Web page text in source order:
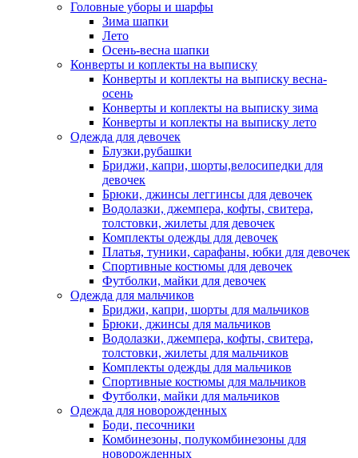
Головные уборы и шарфы
Зима шапки
Лето
Осень-весна шапки
Конверты и коплекты на выписку
Конверты и коплекты на выписку весна-
осень
Конверты и коплекты на выписку зима
Конверты и коплекты на выписку лето
Одежда для девочек
Блузки,рубашки
Бриджи, капри, шорты,велосипедки для
девочек
Брюки, джинсы леггинсы для девочек
Водолазки, джемпера, кофты, свитера,
толстовки, жилеты для девочек
Комплекты одежды для девочек
Платья, туники, сарафаны, юбки для девочек
Спортивные костюмы для девочек
Футболки, майки для девочек
Одежда для мальчиков
Бриджи, капри, шорты для мальчиков
Брюки, джинсы для мальчиков
Водолазки, джемпера, кофты, свитера,
толстовки, жилеты для мальчиков
Комплекты одежды для мальчиков
Спортивные костюмы для мальчиков
Футболки, майки для мальчиков
Одежда для новорожденных
Боди, песочники
Комбинезоны, полукомбинезоны для
новорожденных